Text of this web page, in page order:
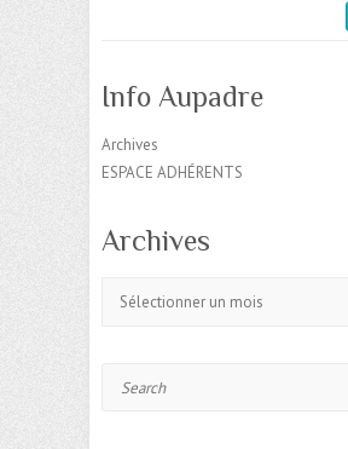
Info Aupadre
Archives
ESPACE ADHÉRENTS
Archives